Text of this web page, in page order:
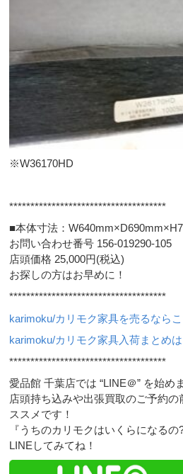
※W36170HD
*************************************
■本体寸法：
お問い合わせ番号 156-019290-105
店頭価格 25,000円(税込)
お探しの方はお早めに！
*************************************
karimoku/カリモク家具を売るならこ
karimoku/カリモク家具入荷まとめは
*************************************
愛品館 千葉店では “LINE＠” を始め
店頭持ち込みや出張買取のご予約
ススメです！
『うちのカリモクはいくらになる
LINEしてみてね！